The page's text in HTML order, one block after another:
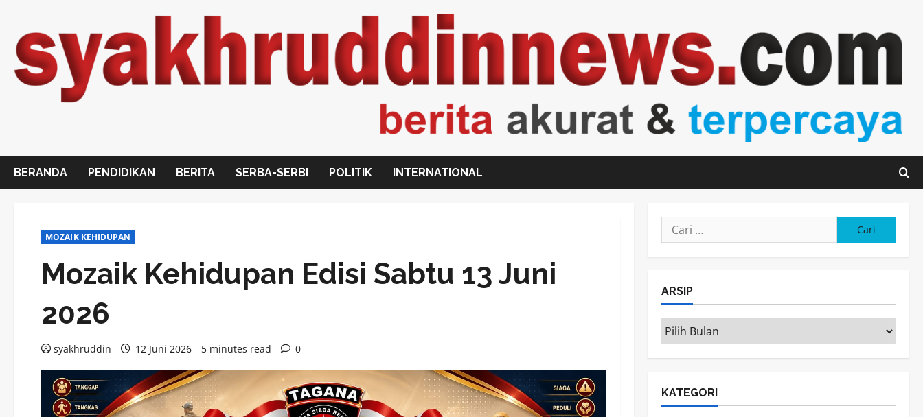
content
BERANDA PENDIDIKAN BERITA SERBA-SERBI POLITIK INTERNATIONAL
MOZAIK KEHIDUPAN
Mozaik Kehidupan Edisi Sabtu 13 Juni
2026
syakhruddin 12 Juni 2026 5 minutes read 0
Cari
untuk:
ARSIP
ARSIP
KATEGORI